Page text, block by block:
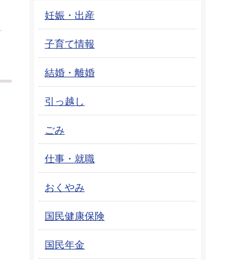
妊娠・出産
子育て情報
結婚・離婚
引っ越し
ごみ
仕事・就職
おくやみ
国民健康保険
国民年金